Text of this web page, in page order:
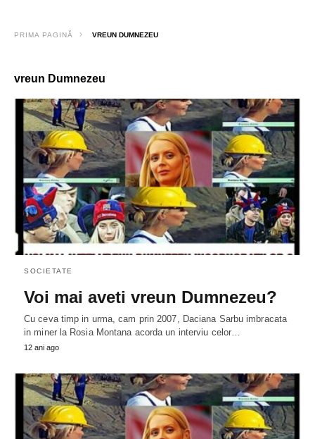
PRIMA PAGINĂ VREUN DUMNEZEU
vreun Dumnezeu
SOCIETATE
Voi mai aveti vreun Dumnezeu?
Cu ceva timp in urma, cam prin 2007, Daciana Sarbu imbracata
in miner la Rosia Montana acorda un interviu celor…
12 ani ago